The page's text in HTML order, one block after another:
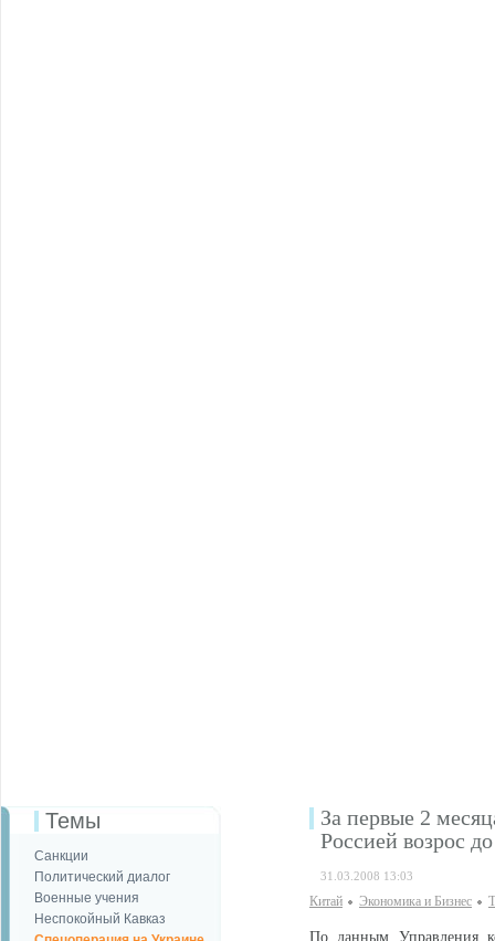
Темы
Санкции
Политический диалог
Военные учения
Неспокойный Кавказ
За первые 2
Россией возрос
31.03.2008 13:03
Китай Экономика и Бизнес
По данным Управления